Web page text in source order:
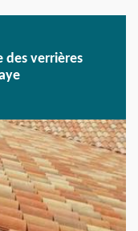
des verrières